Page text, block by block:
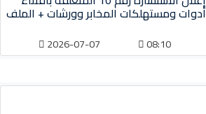
أدوات ومستهلكات المخابر وورشات + الملف
08:10
2026-07-07